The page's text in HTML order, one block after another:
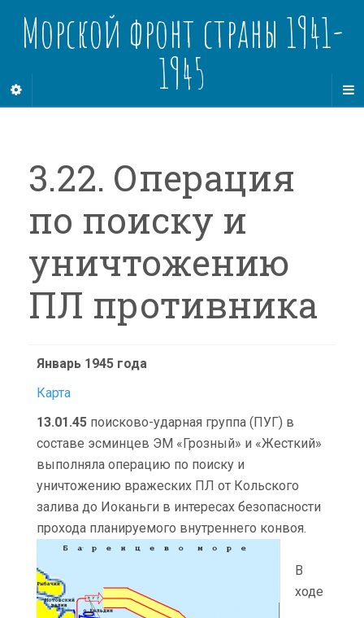
Морской фронт страны 1941-
1945
3.22. Операция
по поиску и
уничтожению
ПЛ противника
Январь 1945 года
Карта
13.01.45 поисково-ударная группа (ПУГ) в
составе эсминцев ЭМ «Грозный» и «Жесткий»
выполняла операцию по поиску и
уничтожению вражеских ПЛ от Кольского
залива до Иоканьги в интересах безопасности
прохода планируемого внутреннего конвоя.
В
ходе